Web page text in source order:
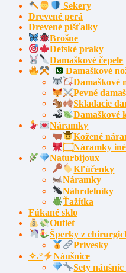
Sekery
Drevené perá
Drevené píšťalky
Brošne
Detské praky
Damaškové čepele
Damaškové
Damaškové
Pevné
Skladacie
Damaškové
Náramky
Kožené
۝Náramky iné
Naturbijoux
Kľúčenky
Náramky
Náhrdelníky
Ťažítka
Fúkané sklo
Outlet
Šperky z
Prívesky
✧˖°
Náušnice
Sety